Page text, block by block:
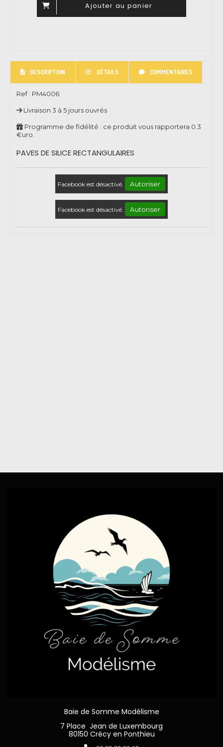
Ajouter au panier
DESCRIPTION DÉTAILS COMMENTAIRES
Ref : PM4006
Livraison 3 à 5 jours ouvrés
Programme de fidélité : ce produit vous rapportera 0.3
€uro.
PAVES DE SILICE RECTANGULAIRES
Facebook est désactivé. Autoriser
Facebook est désactivé. Autoriser
Baie de Somme Modélisme
7 Place Jean de Luxembourg
80150 Crécy en Ponthieu